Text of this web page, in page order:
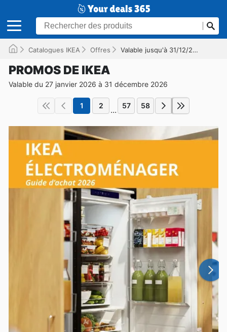
Catalogues IKEA Offres Valable jusqu'à 31/12/2026
PROMOS DE IKEA
Valable du 27 janvier 2026 à 31 décembre 2026
1 2 ... 57 58